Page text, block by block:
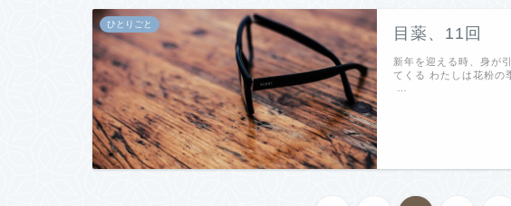
ひとりごと
目薬、11回
新年を迎える時、身が
てくる わたしは花粉の